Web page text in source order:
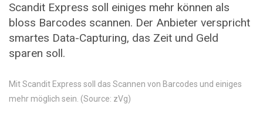
Scandit Express soll einiges mehr können als
bloss Barcodes scannen. Der Anbieter verspricht
smartes Data-Capturing, das Zeit und Geld
sparen soll.
Mit Scandit Express soll das Scannen von Barcodes und einiges
mehr möglich sein. (Source: zVg)